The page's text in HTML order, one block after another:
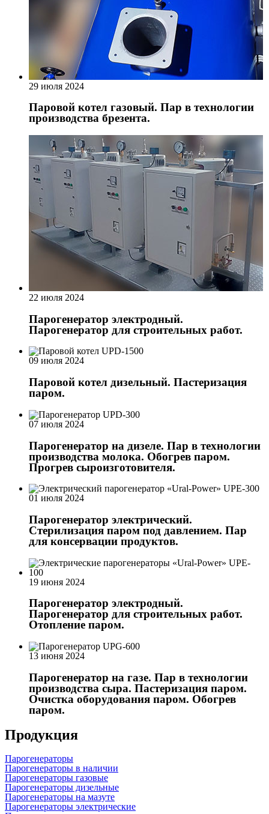
29 июля 2024
Паровой котел газовый. Пар в технологии
производства брезента.
22 июля 2024
Парогенератор электродный.
Парогенератор для строительных работ.
09 июля 2024
Паровой котел дизельный. Пастеризация
паром.
07 июля 2024
Парогенератор на дизеле. Пар в технологии
производства молока. Обогрев паром.
Прогрев сыроизготовителя.
01 июля 2024
Парогенератор электрический.
Стерилизация паром под давлением. Пар
для консервации продуктов.
19 июня 2024
Парогенератор электродный.
Парогенератор для строительных работ.
Отопление паром.
13 июня 2024
Парогенератор на газе. Пар в технологии
производства сыра. Пастеризация паром.
Очистка оборудования паром. Обогрев
паром.
Продукция
Парогенераторы
Парогенераторы в наличии
Парогенераторы газовые
Парогенераторы дизельные
Парогенераторы на мазуте
Парогенераторы электрические